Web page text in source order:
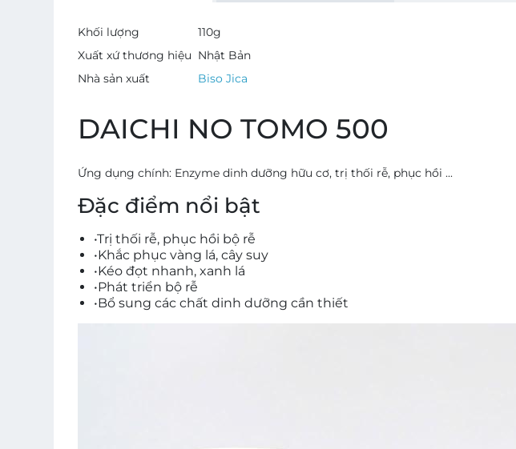
Khối lượng 110g
Xuất xứ thương hiệu Nhật Bản
Nhà sản xuất
Biso Jica
DAICHI NO TOMO 500
Ứng dụng chính: Enzyme dinh dưỡng hữu cơ, trị thối rễ, phục hồi ...
Đặc điểm nổi bật
•Trị thối rễ, phục hồi bộ rễ
•Khắc phục vàng lá, cây suy
•Kéo đọt nhanh, xanh lá
•Phát triển bộ rễ
•Bổ sung các chất dinh dưỡng cần thiết